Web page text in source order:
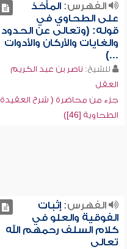
الفهرس:المأخذ
على الطحاوي في
قوله: (وتعالى عن الحدود
والغايات والأركان والأدوات
...)
للشيخ: ناصر بن عبد الكريم
العقل
جزء من محاضرة ( شرح العقيدة
الطحاوية [46])
الفهرس:إثبات
الفوقية والعلو في
كلام السلف رحمهم الله
تعالى